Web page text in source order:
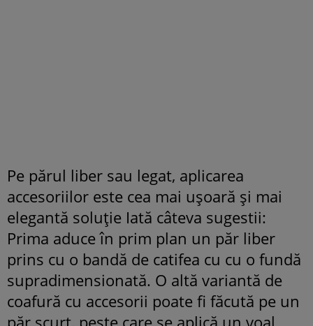
Pe părul liber sau legat, aplicarea
accesoriilor este cea mai ușoară și mai
elegantă soluție Iată câteva sugestii:
Prima aduce în prim plan un păr liber
prins cu o bandă de catifea cu cu o fundă
supradimensionată. O altă variantă de
coafură cu accesorii poate fi făcută pe un
păr scurt, peste care se aplică un voal